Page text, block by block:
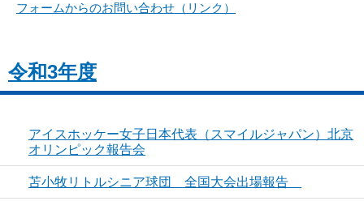
フォームからのお問い合わせ（リンク）
令和3年度
アイスホッケー女子日本代表（スマイルジャパン）北京
オリンピック報告会
苫小牧リトルシニア球団 全国大会出場報告